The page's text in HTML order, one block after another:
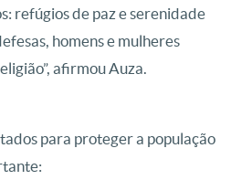
refúgios de paz e serenidade
homens e mulheres
afirmou Auza.
para proteger a população